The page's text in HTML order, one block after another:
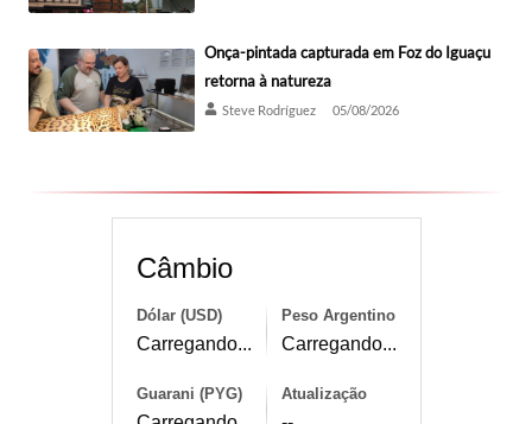
Onça-pintada capturada em Foz do Iguaçu
retorna à natureza
Steve Rodríguez 05/08/2026
Câmbio
Dólar (USD)
Carregando...
Peso Argentino
Carregando...
Guarani (PYG) Atualização